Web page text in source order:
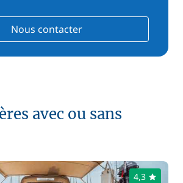
Nous contacter
avec ou sans
4,3